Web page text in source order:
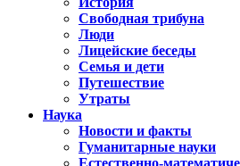
Свободная трибуна
Люди
Лицейские беседы
Семья и дети
Путешествие
Утраты
Наука
Новости и факты
Гуманитарные науки
Естественно-